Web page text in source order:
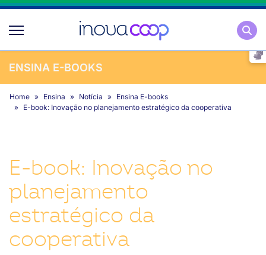
ENSINA E-BOOKS
Home Ensina Notícia
Ensina E-books
E-book: Inovação no planejamento estratégico da cooperativa
E-book: Inovação no
planejamento
estratégico da
cooperativa